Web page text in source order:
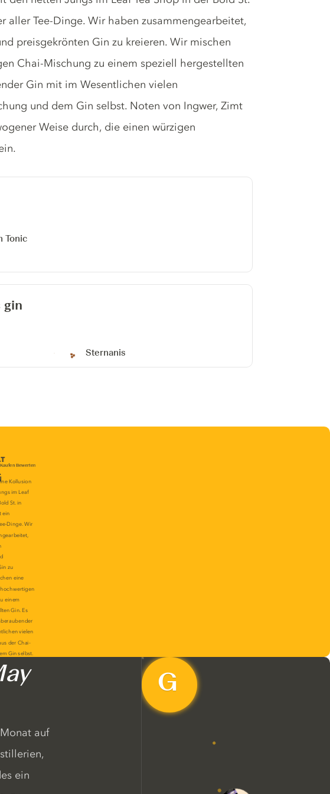
aller Tee-Dinge. Wir haben zusammengearbeitet,
preisgekrönten Gin zu kreieren. Wir mischen
Chai-Mischung zu einem speziell hergestellten
Gin mit im Wesentlichen vielen
und dem Gin selbst. Noten von Ingwer, Zimt
Weise durch, die einen würzigen
Tonic
gin
Sternanis
auf
ein